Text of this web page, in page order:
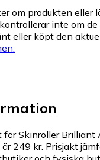
om produkten eller
inte om
eller köpt den
för Skinroller Brilliant
249 kr. Prisjakt